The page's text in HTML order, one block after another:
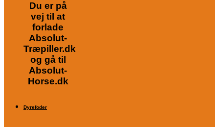
Du er på
vej til at
forlade
Absolut-
Træpiller.dk
og gå til
Absolut-
Horse.dk
Dyrefoder